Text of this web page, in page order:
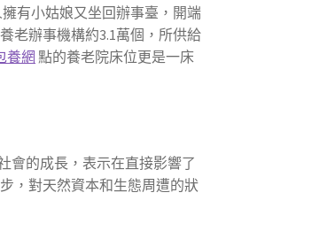
有小姑娘又坐回辦事臺，開端
老辦事機構約3.1萬個，所供給
養網點的養老院床位更是一床
會的成長，表示在直接影響了
，對天然資本和生態周遭的狀